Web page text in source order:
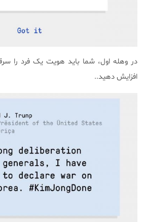
در وهله اول، شما باید هویت یک فرد را
افزایش دهید..